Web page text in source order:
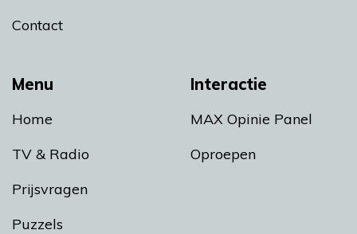
Menu
Home
TV & Radio
Prijsvragen
Puzzels
Interactie
MAX Opinie Panel
Oproepen
Contact